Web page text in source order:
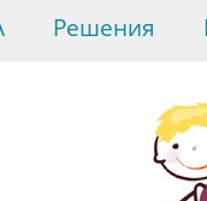
Решения